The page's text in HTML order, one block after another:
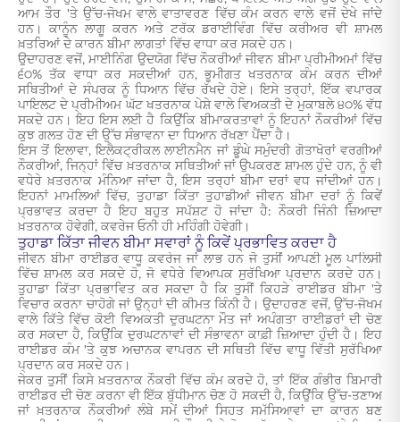
ਆਮ ਤੌਰ 'ਤੇ ਉੱਚ-ਜੋਖਮ ਵਾਲੇ ਵਾਤਾਵਰਣ ਵਿੱਚ ਕੰਮ ਕਰਨ ਵਾਲੇ ਵਜੋਂ ਦੇਖੇ ਜਾਂਦੇ
ਹਨ। ਕਾਨੂੰਨ ਲਾਗੂ ਕਰਨ ਅਤੇ ਟਰੱਕ ਡਰਾਈਵਿੰਗ ਵਿੱਚ ਕਰੀਅਰ ਵੀ ਸ਼ਾਮਲ
ਖ਼ਤਰਿਆਂ ਦੇ ਕਾਰਨ ਬੀਮਾ ਲਾਗਤਾਂ ਵਿੱਚ ਵਾਧਾ ਕਰ ਸਕਦੇ ਹਨ।
ਉਦਾਹਰਣ ਵਜੋਂ, ਮਾਈਨਿੰਗ ਉਦਯੋਗ ਵਿੱਚ ਨੌਕਰੀਆਂ ਜੀਵਨ ਬੀਮਾ ਪ੍ਰੀਮੀਅਮਾਂ ਵਿੱਚ
੬੦% ਤੱਕ ਵਾਧਾ ਕਰ ਸਕਦੀਆਂ ਹਨ, ਭੂਮੀਗਤ ਖਤਰਨਾਕ ਕੰਮ ਕਰਨ ਦੀਆਂ
ਸਥਿਤੀਆਂ ਦੇ ਸੰਪਰਕ ਨੂੰ ਧਿਆਨ ਵਿੱਚ ਰੱਖਦੇ ਹੋਏ। ਇਸੇ ਤਰ੍ਹਾਂ, ਇੱਕ ਵਪਾਰਕ
ਪਾਇਲਟ ਦੇ ਪ੍ਰੀਮੀਅਮ ਘੱਟ ਖਤਰਨਾਕ ਪੇਸ਼ੇ ਵਾਲੇ ਵਿਅਕਤੀ ਦੇ ਮੁਕਾਬਲੇ ੪੦% ਵੱਧ
ਸਕਦੇ ਹਨ। ਇਹ ਇਸ ਲਈ ਹੈ ਕਿਉਂਕਿ ਬੀਮਾਕਰਤਾਵਾਂ ਨੂੰ ਇਹਨਾਂ ਨੌਕਰੀਆਂ ਵਿੱਚ
ਕੁਝ ਗਲਤ ਹੋਣ ਦੀ ਉੱਚ ਸੰਭਾਵਨਾ ਦਾ ਧਿਆਨ ਰੱਖਣਾ ਪੈਂਦਾ ਹੈ।
ਇਸ ਤੋਂ ਇਲਾਵਾ, ਇਲੈਕਟ੍ਰੀਕਲ ਲਾਈਨਮੈਨ ਜਾਂ ਡੂੰਘੇ ਸਮੁੰਦਰੀ ਗੋਤਾਖੋਰਾਂ ਵਰਗੀਆਂ
ਨੌਕਰੀਆਂ, ਜਿਨ੍ਹਾਂ ਵਿੱਚ ਖ਼ਤਰਨਾਕ ਸਥਿਤੀਆਂ ਜਾਂ ਉਪਕਰਣ ਸ਼ਾਮਲ ਹੁੰਦੇ ਹਨ, ਨੂੰ ਵੀ
ਵਧੇਰੇ ਖ਼ਤਰਨਾਕ ਮੰਨਿਆ ਜਾਂਦਾ ਹੈ, ਇਸ ਤਰ੍ਹਾਂ ਬੀਮਾ ਦਰਾਂ ਵਧ ਜਾਂਦੀਆਂ ਹਨ।
ਇਹਨਾਂ ਮਾਮਲਿਆਂ ਵਿੱਚ, ਤੁਹਾਡਾ ਕਿੱਤਾ ਤੁਹਾਡੀਆਂ ਜੀਵਨ ਬੀਮਾ ਦਰਾਂ ਨੂੰ ਕਿਵੇਂ
ਪ੍ਰਭਾਵਤ ਕਰਦਾ ਹੈ ਇਹ ਬਹੁਤ ਸਪੱਸ਼ਟ ਹੋ ਜਾਂਦਾ ਹੈ: ਨੌਕਰੀ ਜਿੰਨੀ ਜ਼ਿਆਦਾ
ਖ਼ਤਰਨਾਕ ਹੋਵੇਗੀ, ਕਵਰੇਜ ਓਨੀ ਹੀ ਮਹਿੰਗੀ ਹੋਵੇਗੀ।
ਤੁਹਾਡਾ ਕਿੱਤਾ ਜੀਵਨ ਬੀਮਾ ਸਵਾਰਾਂ ਨੂੰ ਕਿਵੇਂ ਪ੍ਰਭਾਵਿਤ ਕਰਦਾ ਹੈ
ਜੀਵਨ ਬੀਮਾ ਰਾਈਡਰ ਵਾਧੂ ਕਵਰੇਜ ਜਾਂ ਲਾਭ ਹਨ ਜੋ ਤੁਸੀਂ ਆਪਣੀ ਮੂਲ ਪਾਲਿਸੀ
ਵਿੱਚ ਸ਼ਾਮਲ ਕਰ ਸਕਦੇ ਹੋ, ਜੋ ਵਧੇਰੇ ਵਿਆਪਕ ਸੁਰੱਖਿਆ ਪ੍ਰਦਾਨ ਕਰਦੇ ਹਨ।
ਤੁਹਾਡਾ ਕਿੱਤਾ ਪ੍ਰਭਾਵਿਤ ਕਰ ਸਕਦਾ ਹੈ ਕਿ ਤੁਸੀਂ ਕਿਹੜੇ ਰਾਈਡਰ ਬੀਮਾ 'ਤੇ
ਵਿਚਾਰ ਕਰਨਾ ਚਾਹੋਗੇ ਜਾਂ ਉਨ੍ਹਾਂ ਦੀ ਕੀਮਤ ਕਿੰਨੀ ਹੈ। ਉਦਾਹਰਣ ਵਜੋਂ, ਉੱਚ-ਜੋਖਮ
ਵਾਲੇ ਕਿੱਤੇ ਵਿੱਚ ਕੋਈ ਵਿਅਕਤੀ ਦੁਰਘਟਨਾ ਮੌਤ ਜਾਂ ਅਪੰਗਤਾ ਰਾਈਡਰਾਂ ਦੀ ਚੋਣ
ਕਰ ਸਕਦਾ ਹੈ, ਕਿਉਂਕਿ ਦੁਰਘਟਨਾਵਾਂ ਦੀ ਸੰਭਾਵਨਾ ਕਾਫ਼ੀ ਜ਼ਿਆਦਾ ਹੁੰਦੀ ਹੈ। ਇਹ
ਰਾਈਡਰ ਕੰਮ 'ਤੇ ਕੁਝ ਅਚਾਨਕ ਵਾਪਰਨ ਦੀ ਸਥਿਤੀ ਵਿੱਚ ਵਾਧੂ ਵਿੱਤੀ ਸੁਰੱਖਿਆ
ਪ੍ਰਦਾਨ ਕਰ ਸਕਦੇ ਹਨ।
ਜੇਕਰ ਤੁਸੀਂ ਕਿਸੇ ਖ਼ਤਰਨਾਕ ਨੌਕਰੀ ਵਿੱਚ ਕੰਮ ਕਰਦੇ ਹੋ, ਤਾਂ ਇੱਕ ਗੰਭੀਰ ਬਿਮਾਰੀ
ਰਾਈਡਰ ਦੀ ਚੋਣ ਕਰਨਾ ਵੀ ਇੱਕ ਬੁੱਧੀਮਾਨ ਚੋਣ ਹੋ ਸਕਦੀ ਹੈ, ਕਿਉਂਕਿ ਉੱਚ-ਤਣਾਅ
ਜਾਂ ਖ਼ਤਰਨਾਕ ਨੌਕਰੀਆਂ ਲੰਬੇ ਸਮੇਂ ਦੀਆਂ ਸਿਹਤ ਸਮੱਸਿਆਵਾਂ ਦਾ ਕਾਰਨ ਬਣ